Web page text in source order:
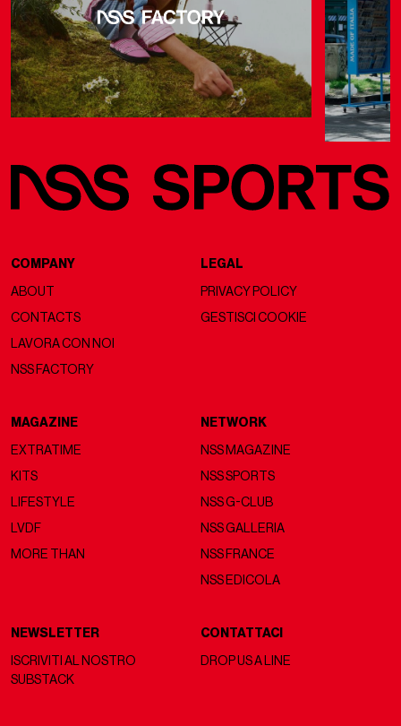
COMPANY
ABOUT
CONTACTS
LAVORA CON NOI
NSS FACTORY
LEGAL
PRIVACY POLICY
GESTISCI COOKIE
MAGAZINE
EXTRATIME
KITS
LIFESTYLE
LVDF
MORE THAN
NETWORK
NSS MAGAZINE
NSS SPORTS
NSS G-CLUB
NSS GALLERIA
NSS FRANCE
NSS EDICOLA
NEWSLETTER
ISCRIVITI AL NOSTRO
SUBSTACK
CONTATTACI
DROP US A LINE